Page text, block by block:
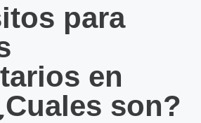
para
en
son?